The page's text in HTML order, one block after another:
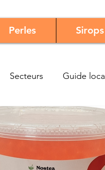
Perles Sirops
Secteurs Guide local